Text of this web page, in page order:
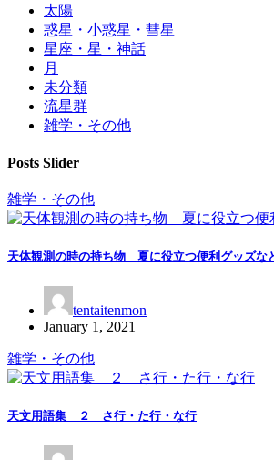
太陽
惑星・小惑星・彗星
星座・星・神話
月
未分類
流星群
雑学・その他
Posts Slider
雑学・その他
天体観測の時の持ち物 夏に役立つ便利グッズな
tentaitenmon
January 1, 2021
雑学・その他
天文用語集 ２ さ行・た行・な行